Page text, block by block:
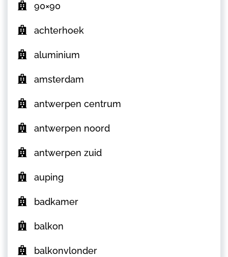
90×90
achterhoek
aluminium
amsterdam
antwerpen centrum
antwerpen noord
antwerpen zuid
auping
badkamer
balkon
balkonvlonder